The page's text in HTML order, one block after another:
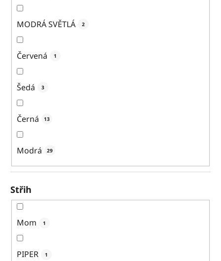
MODRÁ SVĚTLÁ 2
Červená 1
Šedá 3
Černá 13
Modrá 29
Střih
Mom 1
PIPER 1